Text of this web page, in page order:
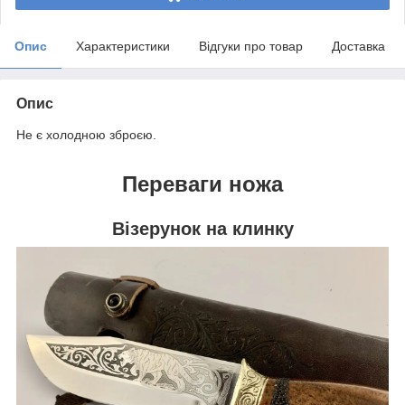
Опис Характеристики Відгуки про товар Доставка
Опис
Не є холодною зброєю.
Переваги ножа
Візерунок на клинку